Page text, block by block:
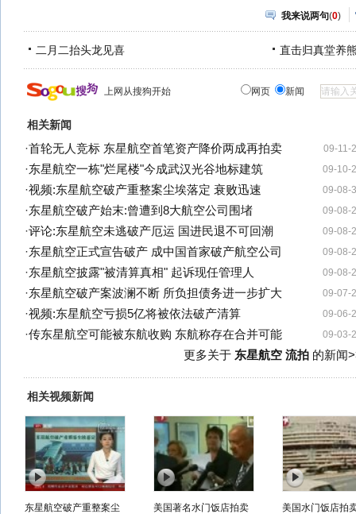
我来说两句(0)
二月二抬头龙见喜 直击归真堂养
上网从搜狗开始 网页 新闻
相关新闻
09-11-
·首轮无人竞标 东星航空首笔资产降价两成再拍卖
09-10-
·东星航空一栋"烂尾楼"今成武汉光谷地标建筑
09-08-
·视频:东星航空破产重整案尘埃落定 衰败迅速
09-08-
·东星航空破产始末:曾遭到8大航空公司围堵
09-08-
·评论:东星航空未逃破产厄运 国进民退不可回潮
09-08-
·东星航空正式宣告破产 成中国首家破产航空公司
09-08-
·东星航空披露"被清算真相" 起诉现任管理人
09-07-
·东星航空破产案波澜不断 所负担债务进一步扩大
09-06-
·视频:东星航空亏损5亿将被依法破产清算
09-03-
·传东星航空可能被东航收购 东航称存在合并可能
更多关于 东星航空 流拍的新闻
相关视频新闻
东星航空破产重整案尘
美国著名水门饭店拍卖
美国水门饭店拍